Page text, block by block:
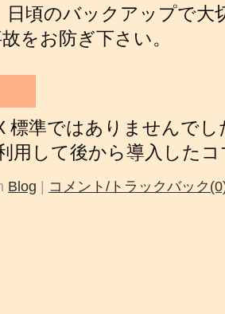
日頃のバックアップで大
をお防ぎ下さい。
標準ではありませんでし
用して後から導入した
Blog | コメント/トラックバック